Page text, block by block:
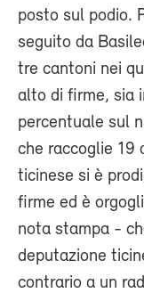
posto sul podio.
seguito da
tre cantoni nei
alto di firme, sia
percentuale sul
che raccoglie 19
ticinese si è
firme ed è
nota stampa -
deputazione
contrario a un